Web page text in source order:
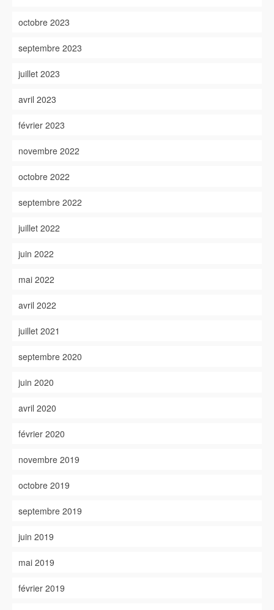
octobre 2023
septembre 2023
juillet 2023
avril 2023
février 2023
novembre 2022
octobre 2022
septembre 2022
juillet 2022
juin 2022
mai 2022
avril 2022
juillet 2021
septembre 2020
juin 2020
avril 2020
février 2020
novembre 2019
octobre 2019
septembre 2019
juin 2019
mai 2019
février 2019